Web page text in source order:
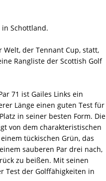
in Schottland.
Welt, der Tennant Cup, statt,
Rangliste der Scottish Golf
71 ist Gailes Links ein
Länge einen guten Test für
in seiner besten Form. Die
von dem charakteristischen
tückischen Grün, das
sauberen Par drei nach,
zu beißen. Mit seinen
Test der Golffähigkeiten in